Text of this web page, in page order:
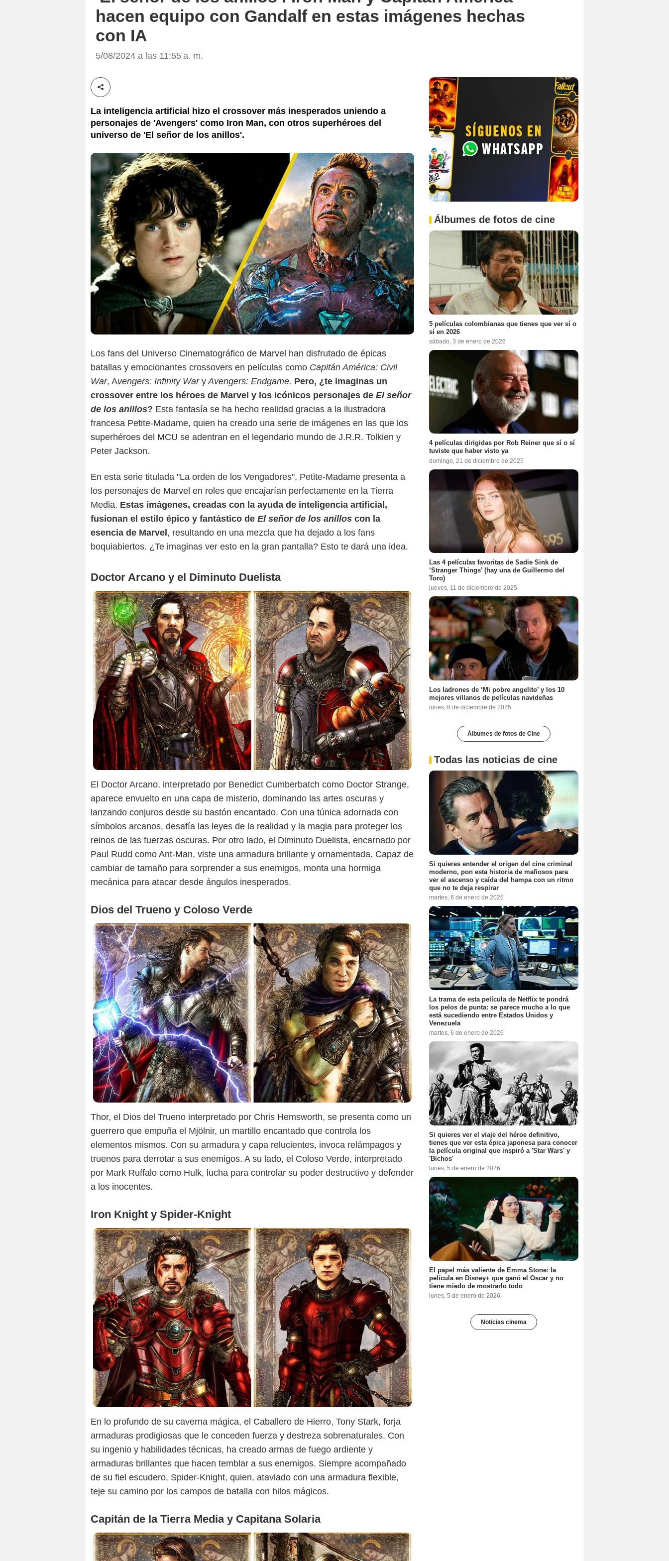
hacen equipo con Gandalf en estas imágenes hechas
con IA
5/08/2024 a las 11:55 a. m.
Compartir esta noticia
La inteligencia artificial hizo el crossover más inesperados uniendo a
personajes de 'Avengers' como Iron Man, con otros superhéroes del
universo de 'El señor de los anillos'.
Los fans del Universo Cinematográfico de Marvel han disfrutado de épicas
batallas y emocionantes crossovers en películas como Capitán América: Civil
War, Avengers: Infinity War yAvengers: Endgame. Pero, ¿te imaginas un
crossover entre los héroes de Marvel y los icónicos personajes de El señor
de los anillos? Esta fantasía se ha hecho realidad gracias a la ilustradora
francesa Petite-Madame, quien ha creado una serie de imágenes en las que los
superhéroes del MCU se adentran en el legendario mundo de J.R.R. Tolkien y
Peter Jackson.
En esta serie titulada "La orden de los Vengadores", Petite-Madame presenta a
los personajes de Marvel en roles que encajarían perfectamente en la Tierra
Media. Estas imágenes, creadas con la ayuda de inteligencia artificial,
fusionan el estilo épico y fantástico de El señor de los anillos con la
esencia de Marvel , resultando en una mezcla que ha dejado a los fans
boquiabiertos. ¿Te imaginas ver esto en la gran pantalla? Esto te dará una idea.
Doctor Arcano y el Diminuto Duelista
El Doctor Arcano, interpretado por Benedict Cumberbatch como Doctor Strange,
aparece envuelto en una capa de misterio, dominando las artes oscuras y
lanzando conjuros desde su bastón encantado. Con una túnica adornada con
símbolos arcanos, desafía las leyes de la realidad y la magia para proteger los
reinos de las fuerzas oscuras. Por otro lado, el Diminuto Duelista, encarnado por
Paul Rudd como Ant-Man, viste una armadura brillante y ornamentada. Capaz de
cambiar de tamaño para sorprender a sus enemigos, monta una hormiga
mecánica para atacar desde ángulos inesperados.
Dios del Trueno y Coloso Verde
Sensacine México
Thor, el Dios del Trueno interpretado por Chris Hemsworth, se presenta como un
guerrero que empuña el Mjölnir, un martillo encantado que controla los
elementos mismos. Con su armadura y capa relucientes, invoca relámpagos y
truenos para derrotar a sus enemigos. A su lado, el Coloso Verde, interpretado
por Mark Ruffalo como Hulk, lucha para controlar su poder destructivo y defender
a los inocentes.
Iron Knight y Spider-Knight
Sensacine México
En lo profundo de su caverna mágica, el Caballero de Hierro, Tony Stark, forja
armaduras prodigiosas que le conceden fuerza y destreza sobrenaturales. Con
su ingenio y habilidades técnicas, ha creado armas de fuego ardiente y
armaduras brillantes que hacen temblar a sus enemigos. Siempre acompañado
de su fiel escudero, Spider-Knight, quien, ataviado con una armadura flexible,
teje su camino por los campos de batalla con hilos mágicos.
Capitán de la Tierra Media y Capitana Solaria
Sensacine México
Álbumes de fotos de cine
5 películas colombianas que tienes que ver sí o
sí en 2026
sábado, 3 de enero de 2026
4 películas dirigidas por Rob Reiner que sí o sí
tuviste que haber visto ya
domingo, 21 de diciembre de 2025
Las 4 películas favoritas de Sadie Sink de
‘Stranger Things’ (hay una de Guillermo del
Toro)
jueves, 11 de diciembre de 2025
Los ladrones de ‘Mi pobre angelito’ y los 10
mejores villanos de películas navideñas
lunes, 8 de diciembre de 2025
Álbumes de fotos de Cine
Todas las noticias de cine
Si quieres entender el origen del cine criminal
moderno, pon esta historia de mafiosos para
ver el ascenso y caída del hampa con un ritmo
que no te deja respirar
martes, 6 de enero de 2026
La trama de esta película de Netflix te pondrá
los pelos de punta: se parece mucho a lo que
está sucediendo entre Estados Unidos y
Venezuela
martes, 6 de enero de 2026
Si quieres ver el viaje del héroe definitivo,
tienes que ver esta épica japonesa para conocer
la película original que inspiró a 'Star Wars' y
'Bichos'
lunes, 5 de enero de 2026
El papel más valiente de Emma Stone: la
película en Disney+ que ganó el Oscar y no
tiene miedo de mostrarlo todo
lunes, 5 de enero de 2026
Noticias cinema